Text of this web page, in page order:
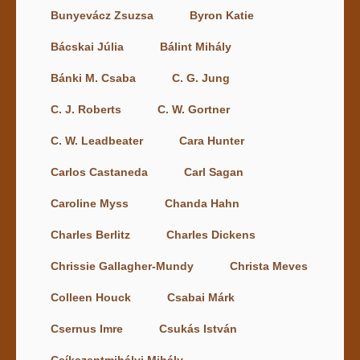
Bunyevácz Zsuzsa Byron Katie
Bácskai Júlia Bálint Mihály
Bánki M. Csaba C. G. Jung
C. J. Roberts C. W. Gortner
C. W. Leadbeater Cara Hunter
Carlos Castaneda Carl Sagan
Caroline Myss Chanda Hahn
Charles Berlitz Charles Dickens
Chrissie Gallagher-Mundy Christa Meves
Colleen Houck Csabai Márk
Csernus Imre Csukás István